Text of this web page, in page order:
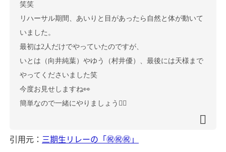
笑笑
リハーサル期間、あいりと目があったら自然と体が動いて
いました。
最初は2人だけでやっていたのですが、
いとは（向井純葉）やゆう（村井優）、最後には天様まで
やってくださいました笑
今度お見せしますね👀
簡単なので一緒にやりましょう👍🏻
引用元： 三期生リレーの「㊗️㊗️㊗️」